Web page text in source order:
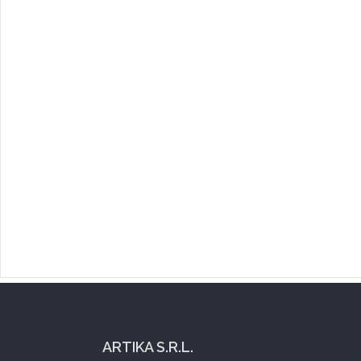
ARTIKA S.R.L.